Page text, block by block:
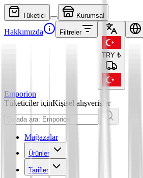
Tüketici Kurumsal
Hakkımızda Filtreler
TRY ₺
Emporion
Tüketiciler içinKişisel alışverişler
Mağazalar
Ürünler
Tarifler